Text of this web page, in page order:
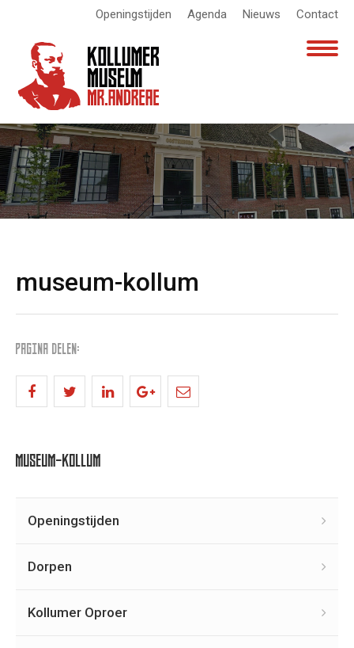
Openingstijden Agenda Nieuws Contact
museum-kollum
PAGINA DELEN:
MUSEUM-KOLLUM
Openingstijden
Dorpen
Kollumer Oproer